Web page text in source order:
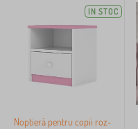
IN STOC
Noptieră pentru copii roz-